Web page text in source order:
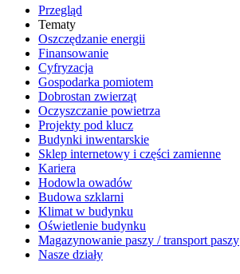
Przegląd
Tematy
​Oszczędzanie energii
Finansowanie
Cyfryzacja
Gospodarka pomiotem
Dobrostan zwierząt
Oczyszczanie powietrza
Projekty pod klucz
Budynki inwentarskie
Sklep internetowy i części zamienne
Kariera
Hodowla owadów
Budowa szklarni
Klimat w budynku
Oświetlenie budynku
Magazynowanie paszy / transport paszy
Nasze działy